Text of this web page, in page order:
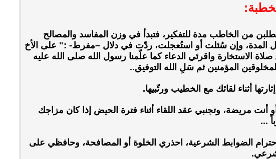
من الخاطب مدة للتفكير، فتبدأ في وزن المفاسد والمصالح
المدة، وإن سُئلت أو استُعجلت، ردّت في دلال –مفرط- :" على الأخ
الاستخارة واقرئي الدعاء كما علّمنا رسول الله صلى الله عليه
المؤمنين ثم سَلِ الله التوفيق..
أثناء لقائك مع الخطيب ورتّبيها.
أنت مريضة، وتجنبي عقد اللقاء أثناء فترة الحيض إذا كان مزاجك
...
الضوابط الشرعية، احذري الخلوة أو المصافحة، وحافظي على